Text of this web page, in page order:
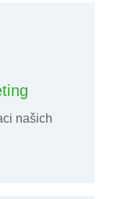
našich